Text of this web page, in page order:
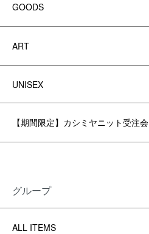
GOODS
ART
UNISEX
【期間限定】カシミヤニット受注会
グループ
ALL ITEMS